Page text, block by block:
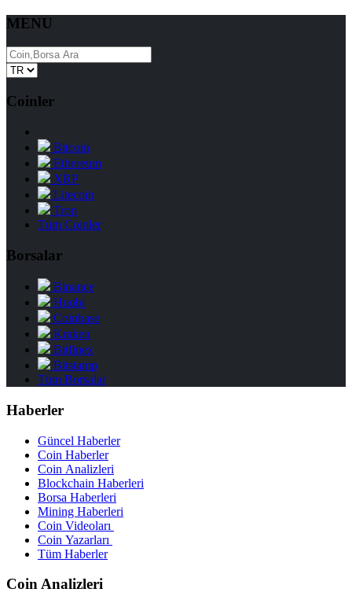
MENU
Coinler
Bitcoin
Ethereum
XRP
Litecoin
Tron
Tüm Coinler
Borsalar
Binance
Huobi
Coinbase
Kraken
Bitfinex
Bitstamp
Tüm Borsalar
Haberler
Güncel Haberler
Coin Haberler
Coin Analizleri
Blockchain Haberleri
Borsa Haberleri
Mining Haberleri
Coin Videoları
Coin Yazarları
Tüm Haberler
Coin Analizleri